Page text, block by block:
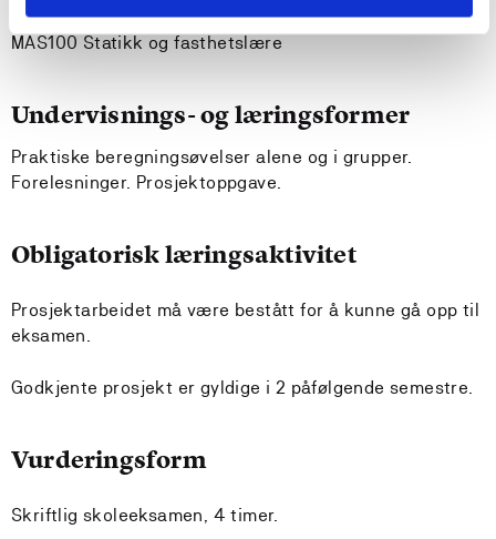
MAS100 Statikk og fasthetslære
Undervisnings- og læringsformer
Praktiske beregningsøvelser alene og i grupper.
Forelesninger. Prosjektoppgave.
Obligatorisk læringsaktivitet
Prosjektarbeidet må være bestått for å kunne gå opp til
eksamen.
Godkjente prosjekt er gyldige i 2 påfølgende semestre.
Vurderingsform
Skriftlig skoleeksamen, 4 timer.